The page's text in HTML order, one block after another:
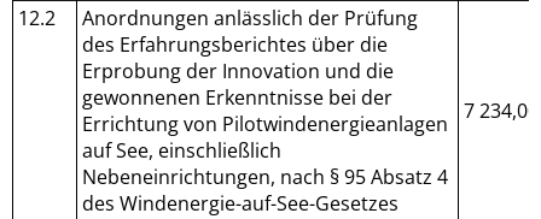
12.2
Anordnungen anlässlich der Prüfung
des Erfahrungsberichtes über die
Erprobung der Innovation und die
gewonnenen Erkenntnisse bei der
Errichtung von Pilotwindenergieanlagen
auf See, einschließlich
Nebeneinrichtungen, nach § 95 Absatz 4
des Windenergie-auf-See-Gesetzes
7 234,00